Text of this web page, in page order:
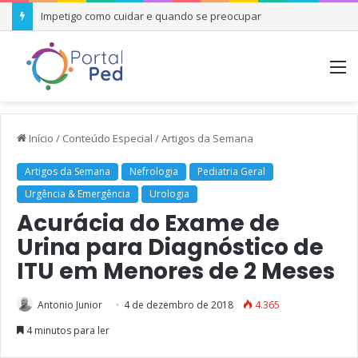
Impetigo como cuidar e quando se preocupar
Início / Conteúdo Especial /Artigos da Semana
Artigos da Semana Nefrologia
Pediatria Geral
Urgência & Emergência
Urologia
Acurácia do Exame de
Urina para Diagnóstico de
ITU em Menores de 2 Meses
Antonio Junior 4 de dezembro de 2018
4.365
4 minutos para ler